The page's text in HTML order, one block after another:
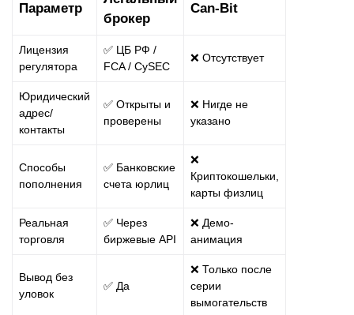
Параметр
брокер
Can‑Bit
Лицензия
регулятора
✅ ЦБ РФ /
FCA / CySEC
❌ Отсутствует
Юридический
адрес/
контакты
✅ Открыты и
проверены
❌ Нигде не
указано
Способы
пополнения
✅ Банковские
счета юрлиц
❌
Криптокошельки,
карты физлиц
Реальная
торговля
✅ Через
биржевые API
❌ Демо-
анимация
Вывод без
уловок
✅ Да
❌ Только после
серии
вымогательств